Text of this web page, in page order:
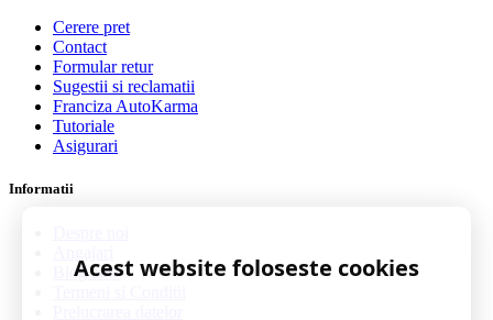
Cerere pret
Contact
Formular retur
Sugestii si reclamatii
Franciza AutoKarma
Tutoriale
Asigurari
Informatii
Blog auto
Acest website foloseste cookies